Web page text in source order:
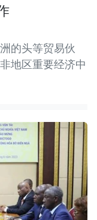
的头等贸易伙
地区重要经济中